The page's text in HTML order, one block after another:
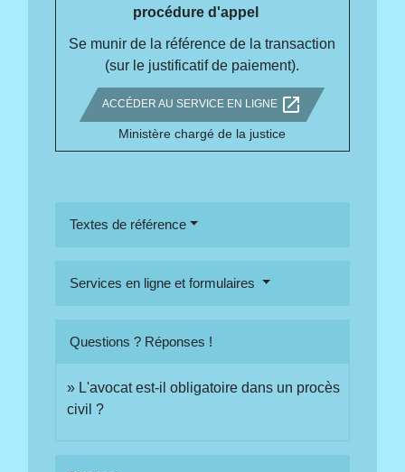
procédure d'appel
Se munir de la référence de la transaction
(sur le justificatif de paiement).
ACCÉDER AU SERVICE EN LIGNE open_in_new
Ministère chargé de la justice
Textes de référence
Services en ligne et formulaires
Questions ? Réponses !
L'avocat est-il obligatoire dans un procès
civil ?